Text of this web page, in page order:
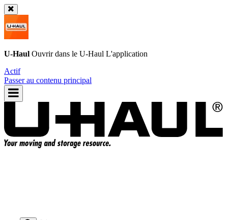
U-Haul Ouvrir dans le U-Haul L'application
Actif
Passer au contenu principal